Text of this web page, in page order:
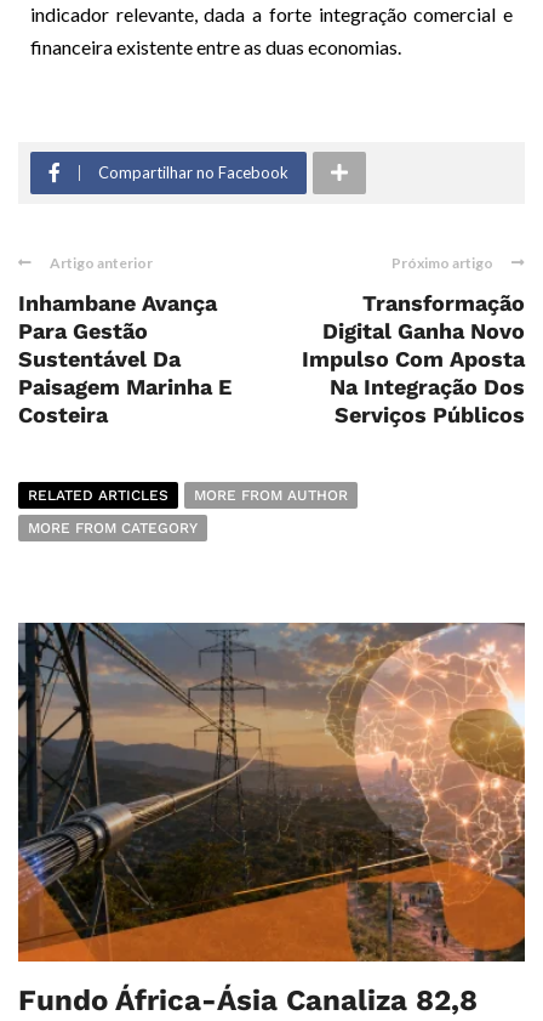
indicador relevante, dada a forte integração comercial e
financeira existente entre as duas economias.
Compartilhar no Facebook
Artigo anterior
Inhambane Avança
Para Gestão
Sustentável Da
Paisagem Marinha E
Costeira
Próximo artigo
Transformação
Digital Ganha Novo
Impulso Com Aposta
Na Integração Dos
Serviços Públicos
RELATED ARTICLES
MORE FROM AUTHOR
MORE FROM CATEGORY
Fundo África-Ásia Canaliza 82,8